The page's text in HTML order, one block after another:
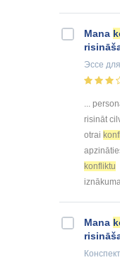
Mana
Эссе
...
risināt
otrai
konfliktu
Mana
Конспект